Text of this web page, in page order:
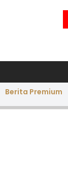
Berita Premium